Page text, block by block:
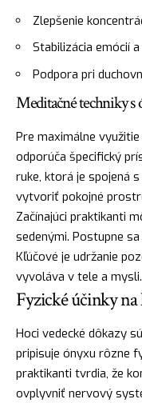
Zlepšenie
Stabilizácia emócií
Podpora pri
Meditačné techniky s
Pre maximálne
odporúča špecifický
ruke, ktorá je spojená
vytvoriť pokojné
Začínajúci praktikanti
sedenými. Postupne
Kľúčové je udržanie
vyvoláva v tele a mysli.
Fyzické účinky na
Hoci vedecké dôkazy
pripisuje ónyxu rôzne
praktikanti tvrdia, že
ovplyvniť nervový